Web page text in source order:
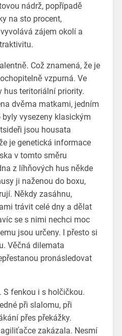
nádrž, popřípadě
na sto procent,
zájem okolí a
Což znamená, že je
vzpurná. Ve
hus teritoriální priority.
dvěma matkami, jedním
vysezeny klasickým
jsou housata
je genetická informace
v tomto směru
z líhňových hus někde
ji naženou do boxu,
Někdy zasáhnu,
trávit celé dny a dělat
se s nimi nechci moc
jsou určeny. I přesto si
Věčná dilemata
pronásledovat
S fenkou i s holčičkou.
při slalomu, při
přes překážky.
zakázala. Nesmí